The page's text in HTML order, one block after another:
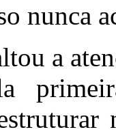
nunca
a